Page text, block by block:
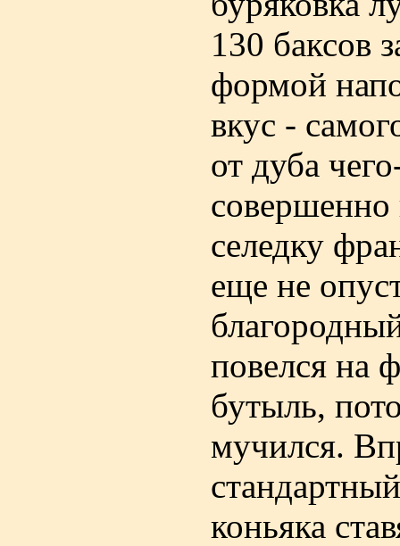
130 баксов
формой
вкус -
от дуба
совершенно
селедку
еще не
повелся на
бутыль,
мучился.
коньяка